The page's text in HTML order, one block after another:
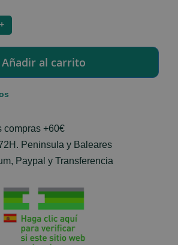
+
compras +60€
Peninsula y Baleares
Paypal y Transferencia